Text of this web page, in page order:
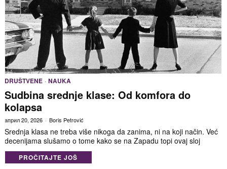
DRUŠTVENE · NAUKA
Sudbina srednje klase: Od komfora do
kolapsa
април 20, 2026 Boris Petrović
Srednja klasa ne treba više nikoga da zanima, ni na koji način. Već
decenijama slušamo o tome kako se na Zapadu topi ovaj sloj
PROČITAJTE JOŠ